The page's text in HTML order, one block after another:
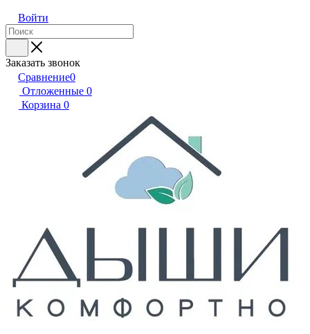
Войти
Заказать звонок
Сравнение0
Отложенные 0
Корзина 0